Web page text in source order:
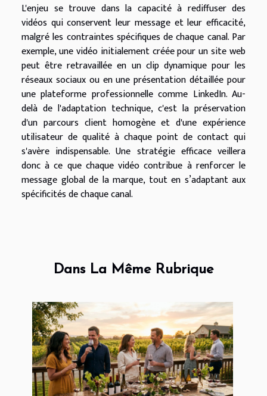
L'enjeu se trouve dans la capacité à rediffuser des
vidéos qui conservent leur message et leur efficacité,
malgré les contraintes spécifiques de chaque canal. Par
exemple, une vidéo initialement créée pour un site web
peut être retravaillée en un clip dynamique pour les
réseaux sociaux ou en une présentation détaillée pour
une plateforme professionnelle comme LinkedIn. Au-
delà de l'adaptation technique, c'est la préservation
d'un parcours client homogène et d'une expérience
utilisateur de qualité à chaque point de contact qui
s'avère indispensable. Une stratégie efficace veillera
donc à ce que chaque vidéo contribue à renforcer le
message global de la marque, tout en s’adaptant aux
spécificités de chaque canal.
Dans La Même Rubrique